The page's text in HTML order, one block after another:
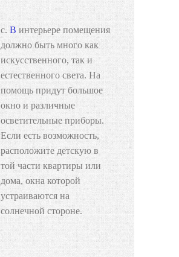
В интерьере помещения
должно быть много как
искусственного, так и
естественного света. На
помощь придут большое
окно и различные
осветительные приборы.
Если есть возможность,
расположите детскую в
той части квартиры или
дома, окна которой
устраиваются на
солнечной стороне.